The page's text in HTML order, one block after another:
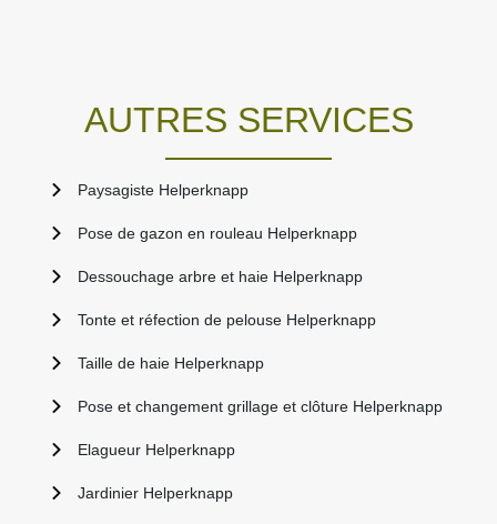
AUTRES SERVICES
Paysagiste Helperknapp
Pose de gazon en rouleau Helperknapp
Dessouchage arbre et haie Helperknapp
Tonte et réfection de pelouse Helperknapp
Taille de haie Helperknapp
Pose et changement grillage et clôture Helperknapp
Elagueur Helperknapp
Jardinier Helperknapp